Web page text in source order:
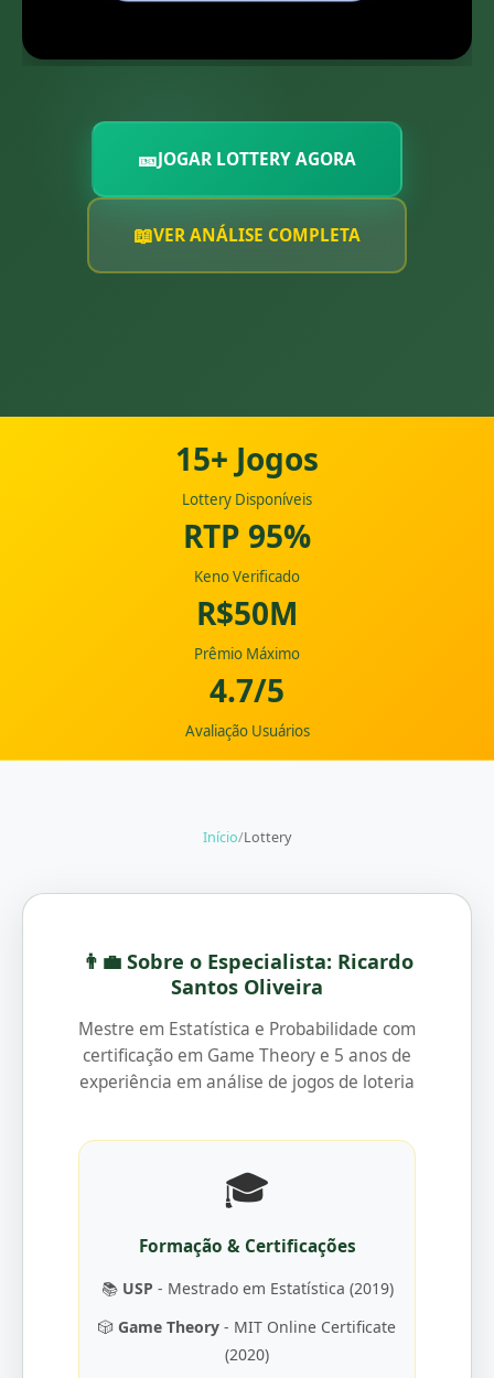
🎫JOGAR LOTTERY AGORA
📖VER ANÁLISE COMPLETA
15+ Jogos
Lottery Disponíveis
RTP 95%
Keno Verificado
R$50M
Prêmio Máximo
4.7/5
Avaliação Usuários
Início/Lottery
👨‍💼 Sobre o Especialista: Ricardo
Santos Oliveira
Mestre em Estatística e Probabilidade com
certificação em Game Theory e 5 anos de
experiência em análise de jogos de loteria
🎓
Formação & Certificações
📚 USP - Mestrado em Estatística (2019)
🎲 Game Theory - MIT Online Certificate
(2020)